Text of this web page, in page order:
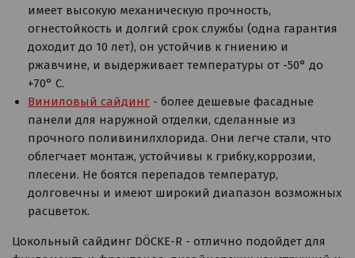
имеет высокую механическую прочность,
огнестойкость и долгий срок службы (одна гарантия
доходит до 10 лет), он устойчив к гниению и
ржавчине, и выдерживает температуры от -50° до
+70° C.
Виниловый сайдинг - более дешевые фасадные
панели для наружной отделки, сделанные из
прочного поливинилхлорида. Они легче стали, что
облегчает монтаж, устойчивы к грибку,коррозии,
плесени. Не боятся перепадов температур,
долговечны и имеют широкий диапазон возможных
расцветок.
Цокольный сайдинг DÖCKE-R - отлично подойдет для